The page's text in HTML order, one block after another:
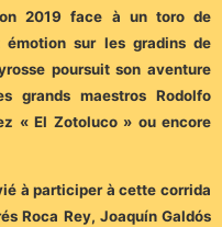
2019 face à un toro de
émotion sur les gradins de
poursuit son aventure
grands maestros Rodolfo
« El Zotoluco » ou encore
à participer à cette corrida
Roca Rey, Joaquín Galdós